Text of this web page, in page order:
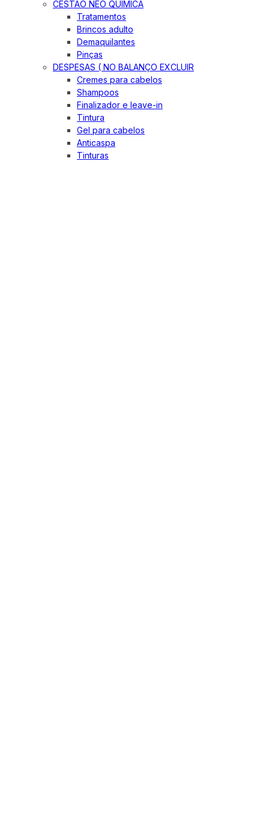
CESTÃO NEO QUIMICA
Tratamentos
Brincos adulto
Demaquilantes
Pinças
DESPESAS ( NO BALANÇO EXCLUIR
Cremes para cabelos
Shampoos
Finalizador e leave-in
Tintura
Gel para cabelos
Anticaspa
Tinturas